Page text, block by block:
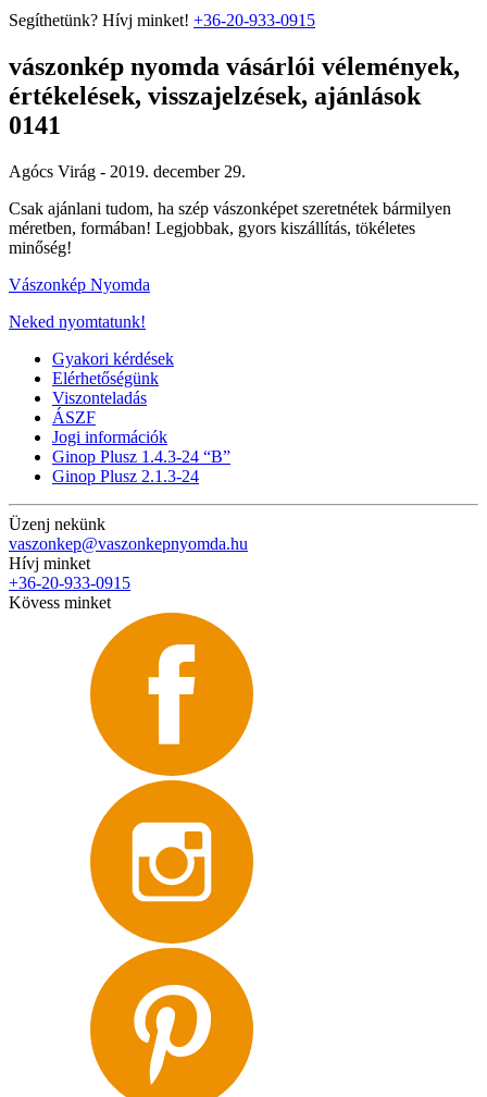
Segíthetünk? Hívj minket! +36-20-933-0915
vászonkép nyomda vásárlói vélemények,
értékelések, visszajelzések, ajánlások
0141
Agócs Virág - 2019. december 29.
Csak ajánlani tudom, ha szép vászonképet szeretnétek bármilyen
méretben, formában! Legjobbak, gyors kiszállítás, tökéletes
minőség!
Vászonkép Nyomda
Neked nyomtatunk!
Gyakori kérdések
Elérhetőségünk
Viszonteladás
ÁSZF
Jogi információk
Ginop Plusz 1.4.3-24 “B”
Ginop Plusz 2.1.3-24
Üzenj nekünk
vaszonkep@vaszonkepnyomda.hu
Hívj minket
+36-20-933-0915
Kövess minket